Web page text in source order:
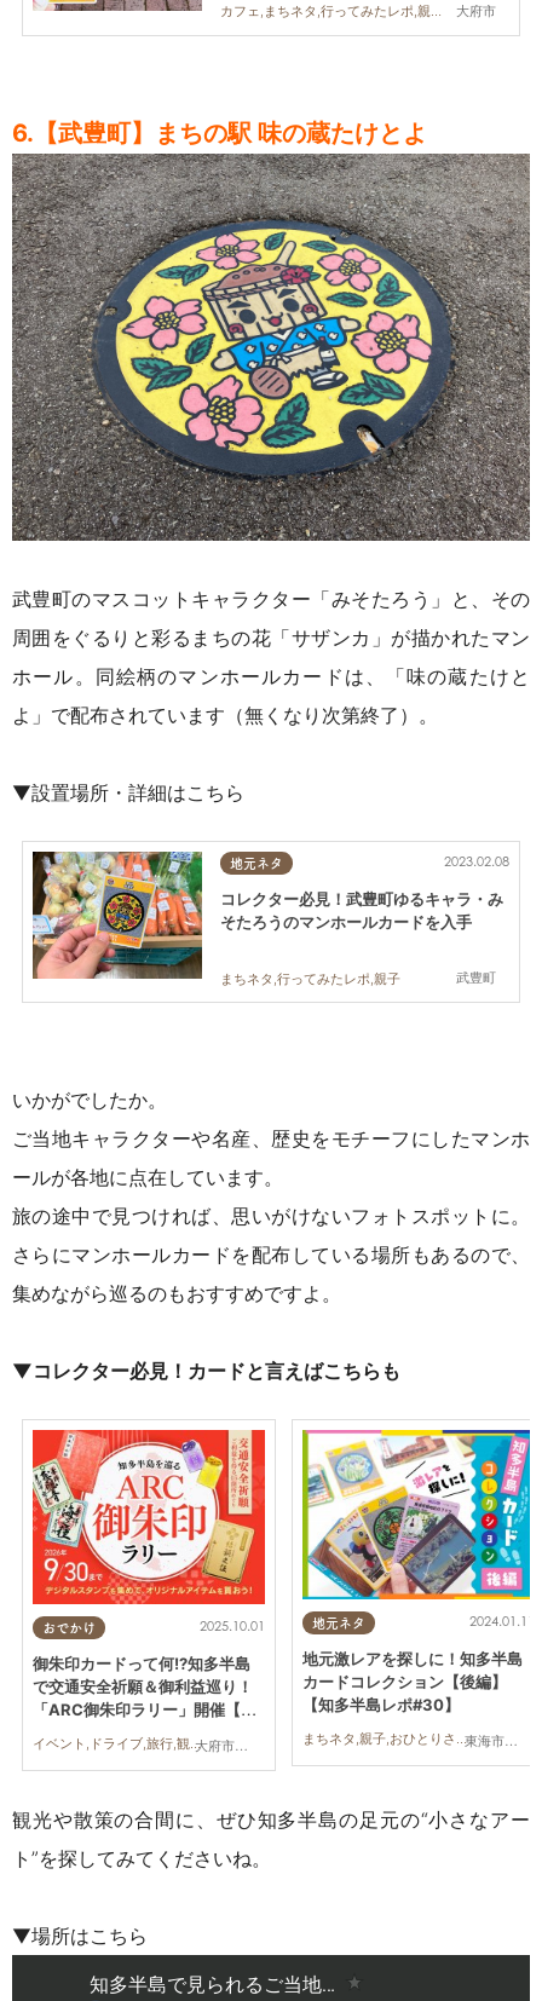
大府市
カフェ,まちネタ,行ってみたレポ,親子,おひとりさま
6.【武豊町】まちの駅 味の蔵たけとよ
武豊町のマスコットキャラクター「みそたろう」と、その
周囲をぐるりと彩るまちの花「サザンカ」が描かれたマン
ホール。同絵柄のマンホールカードは、「味の蔵たけと
よ」で配布されています（無くなり次第終了）。
▼設置場所・詳細はこちら
地元ネタ
武豊町
2023.02.08
コレクター必見！武豊町ゆるキャラ・み
そたろうのマンホールカードを入手
まちネタ,行ってみたレポ,親子
いかがでしたか。
ご当地キャラクターや名産、歴史をモチーフにしたマンホ
ールが各地に点在しています。
旅の途中で見つければ、思いがけないフォトスポットに。
さらにマンホールカードを配布している場所もあるので、
集めながら巡るのもおすすめですよ。
▼コレクター必見！カードと言えばこちらも
おでかけ
大府市,阿久比町,半田市,美浜町,南知多町
2025.10.01
御朱印カードって何!?知多半島
で交通安全祈願＆御利益巡り！
「ARC御朱印ラリー」開催【20
／ちたまる広告
イベント,ドライブ,旅行,観光,パワースポット,ちたまる広告,夫婦,カップル,友人
地元ネタ
東海市,大府市,知多市,東浦町,阿久比町,半田市,常滑市,武豊町,美浜町,南知多町
2024.01.11
地元激レアを探しに！知多半島
カードコレクション【後編】
【知多半島レポ#30】
まちネタ,親子,おひとりさま,友人,トレンド,知多半島レポ
観光や散策の合間に、ぜひ知多半島の足元の“小さなアー
ト”を探してみてくださいね。
▼場所はこちら